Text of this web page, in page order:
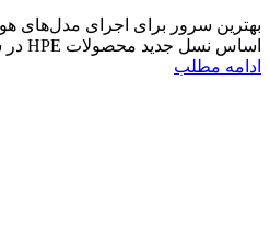
بهترین سرور برای اجرای مدل‌های
اساس نسل جدید محصولات HPE در سال 2026 انتخاب کنیم، ...
ادامه مطلب